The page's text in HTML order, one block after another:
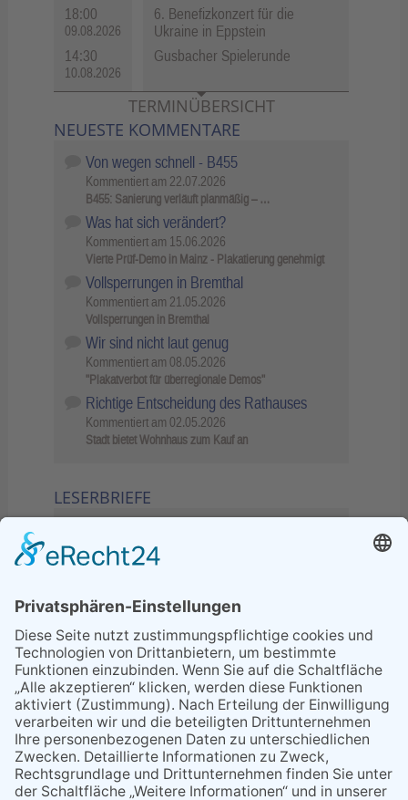
18:00
09.08.2026
6. Benefizkonzert für die
Ukraine in Eppstein
14:30
10.08.2026
Gusbacher Spielerunde
TERMINÜBERSICHT
NEUESTE KOMMENTARE
Von wegen schnell - B455
Kommentiert am 22.07.2026
B455: Sanierung verläuft planmäßig – …
Was hat sich verändert?
Kommentiert am 15.06.2026
Vierte Prüf-Demo in Mainz - Plakatierung genehmigt
Vollsperrungen in Bremthal
Kommentiert am 21.05.2026
Vollsperrungen in Bremthal
Wir sind nicht laut genug
Kommentiert am 08.05.2026
"Plakatverbot für überregionale Demos"
Richtige Entscheidung des Rathauses
Kommentiert am 02.05.2026
Stadt bietet Wohnhaus zum Kauf an
LESERBRIEFE
Sperrung B455: Kleiner
Grenzverkehr statt weite Wege
21.04.2026
Wenn Bahn-Computer nicht
miteinander kommunizieren
11.03.2026
"Plakatverbot für überregionale
Demos"
04.02.2026
Gelbe Tonne – Ein kleiner Blick
über den Tellerand
04.02.2026